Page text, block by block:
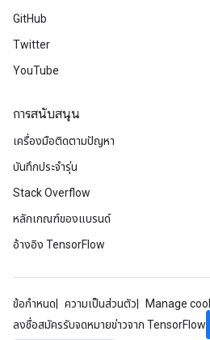
GitHub
Twitter
YouTube
การสนับสนุน
เครื่องมือติดตามปัญหา
บันทึกประจำรุ่น
Stack Overflow
หลักเกณฑ์ของแบรนด์
อ้างอิง TensorFlow
ข้อกำหนด ความเป็นส่วนตัว
Manage
ลงชื่อสมัครรับจดหมายข่าวจาก TensorFlow